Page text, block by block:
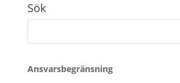
Sök
Sök
Ansvarsbegränsning